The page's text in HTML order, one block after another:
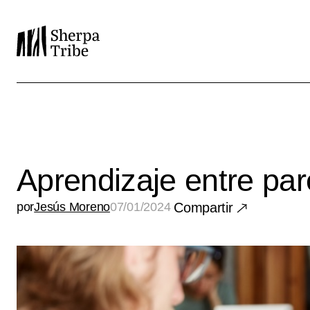
Aprendizaje entre
porJesús Moreno07/01/2024 Compartir